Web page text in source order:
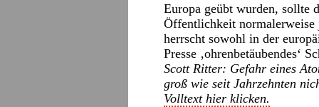
Europa geübt wurden, sollte
Öffentlichkeit normalerweise
herrscht sowohl in der
Presse ‚ohrenbetäubendes‘
Scott Ritter: Gefahr eines
groß wie seit Jahrzehnten
Volltext hier klicken.